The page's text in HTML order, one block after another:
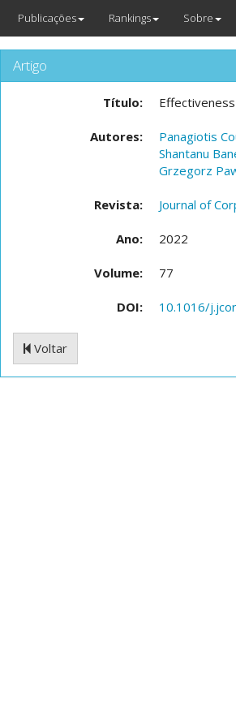
Publicações Rankings Sobre
Artigo
Título:
Autores: Panagiotis
Shantanu
Grzegorz
Revista: Journal of
Ano: 2022
Volume: 77
DOI: 10.1016/
Voltar